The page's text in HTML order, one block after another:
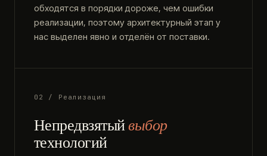
обходятся в порядки дороже, чем ошибки
реализации, поэтому архитектурный этап у
нас выделен явно и отделён от поставки.
02 / Реализация
Непредвзятыйвыбор
технологий